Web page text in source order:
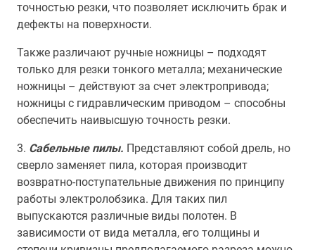
точностью резки, что позволяет исключить брак и
дефекты на поверхности.
Также различают ручные ножницы – подходят
только для резки тонкого металла; механические
ножницы – действуют за счет электропривода;
ножницы с гидравлическим приводом – способны
обеспечить наивысшую точность резки.
3. Сабельные пилы. Представляют собой дрель, но
сверло заменяет пила, которая производит
возвратно-поступательные движения по принципу
работы электролобзика. Для таких пил
выпускаются различные виды полотен. В
зависимости от вида металла, его толщины и